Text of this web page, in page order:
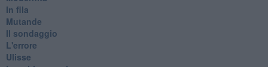
In fila
Mutande
Il sondaggio
L'errore
Ulisse